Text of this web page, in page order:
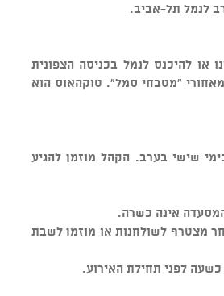
לנמל תל-אביב.
או להיכנס לנמל בכניסה הצפונית
מאחורי "מטבחי סמל". טוקהאוס הוא
שישי בערב. הקהל מוזמן להגיע
מצטרף לשולחנות או מוזמן לשבת
כשעה לפני תחילת האירוע.